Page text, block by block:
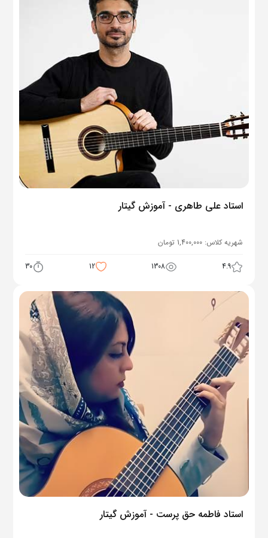
استاد علی طاهری - آموزش گیتار
شهریه کلاس: 1,400,000 تومان
4.9
1308
12
30
استاد فاطمه حق پرست - آموزش گیتار